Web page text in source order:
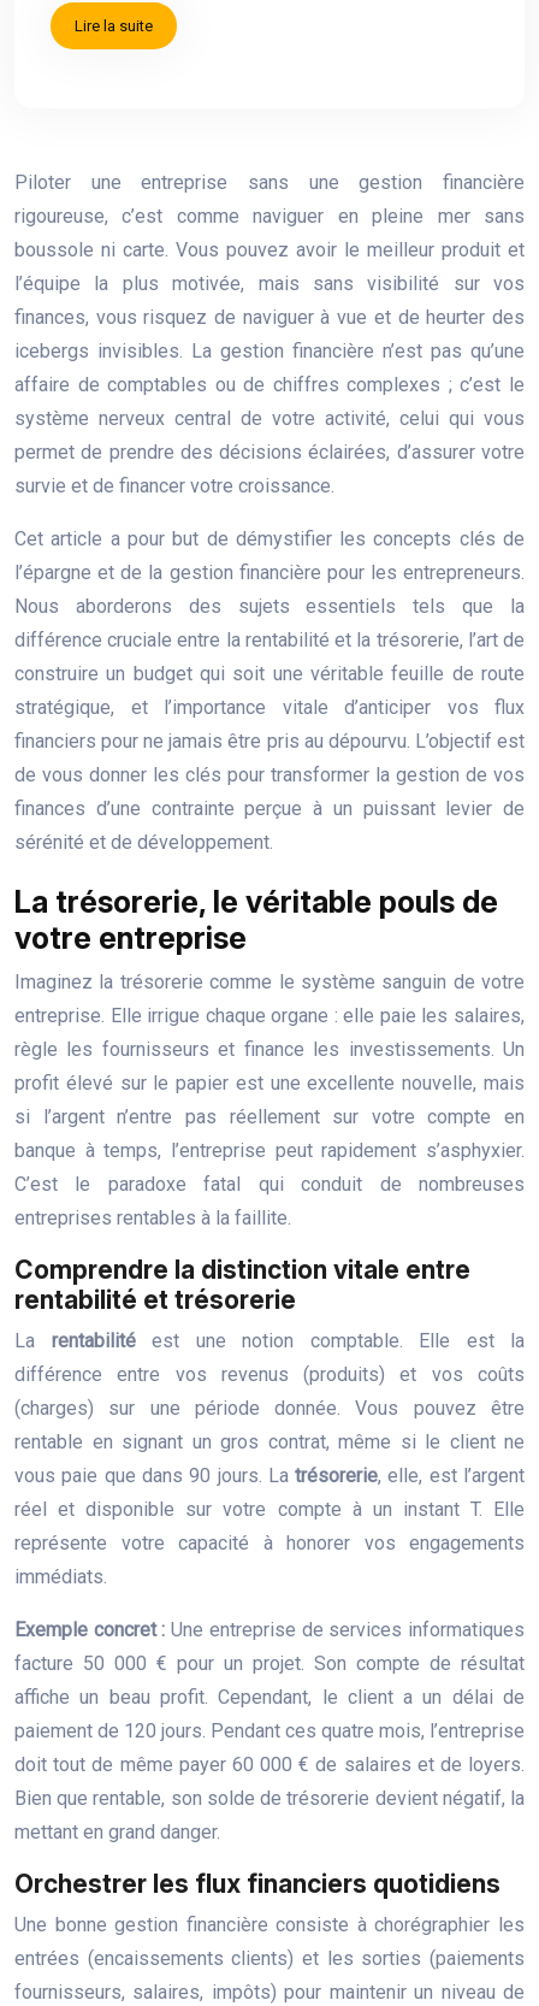
Lire la suite
Piloter une entreprise sans une gestion financière
rigoureuse, c’est comme naviguer en pleine mer sans
boussole ni carte. Vous pouvez avoir le meilleur produit et
l’équipe la plus motivée, mais sans visibilité sur vos
finances, vous risquez de naviguer à vue et de heurter des
icebergs invisibles. La gestion financière n’est pas qu’une
affaire de comptables ou de chiffres complexes ; c’est le
système nerveux central de votre activité, celui qui vous
permet de prendre des décisions éclairées, d’assurer votre
survie et de financer votre croissance.
Cet article a pour but de démystifier les concepts clés de
l’épargne et de la gestion financière pour les entrepreneurs.
Nous aborderons des sujets essentiels tels que la
différence cruciale entre la rentabilité et la trésorerie, l’art de
construire un budget qui soit une véritable feuille de route
stratégique, et l’importance vitale d’anticiper vos flux
financiers pour ne jamais être pris au dépourvu. L’objectif est
de vous donner les clés pour transformer la gestion de vos
finances d’une contrainte perçue à un puissant levier de
sérénité et de développement.
La trésorerie, le véritable pouls de
votre entreprise
Imaginez la trésorerie comme le système sanguin de votre
entreprise. Elle irrigue chaque organe : elle paie les salaires,
règle les fournisseurs et finance les investissements. Un
profit élevé sur le papier est une excellente nouvelle, mais
si l’argent n’entre pas réellement sur votre compte en
banque à temps, l’entreprise peut rapidement s’asphyxier.
C’est le paradoxe fatal qui conduit de nombreuses
entreprises rentables à la faillite.
Comprendre la distinction vitale entre
rentabilité et trésorerie
La rentabilitéest une notion comptable. Elle est la
différence entre vos revenus (produits) et vos coûts
(charges) sur une période donnée. Vous pouvez être
rentable en signant un gros contrat, même si le client ne
vous paie que dans 90 jours. Latrésorerie, elle, est l’argent
réel et disponible sur votre compte à un instant T. Elle
représente votre capacité à honorer vos engagements
immédiats.
Exemple concret : Une entreprise de services informatiques
facture 50 000 € pour un projet. Son compte de résultat
affiche un beau profit. Cependant, le client a un délai de
paiement de 120 jours. Pendant ces quatre mois, l’entreprise
doit tout de même payer 60 000 € de salaires et de loyers.
Bien que rentable, son solde de trésorerie devient négatif, la
mettant en grand danger.
Orchestrer les flux financiers quotidiens
Une bonne gestion financière consiste à chorégraphier les
entrées (encaissements clients) et les sorties (paiements
fournisseurs, salaires, impôts) pour maintenir un niveau de